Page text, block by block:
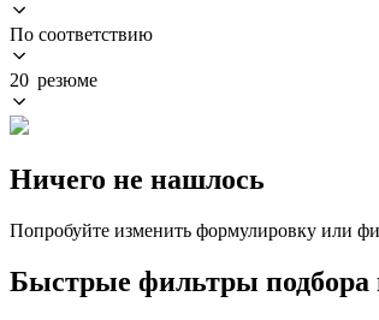
По соответствию
20 резюме
Ничего не нашлось
Попробуйте изменить формулировку или
Быстрые фильтры подбора